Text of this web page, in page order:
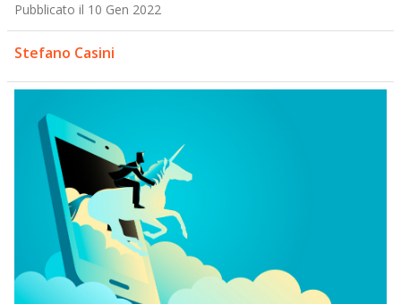
Pubblicato il 10 Gen 2022
Stefano Casini